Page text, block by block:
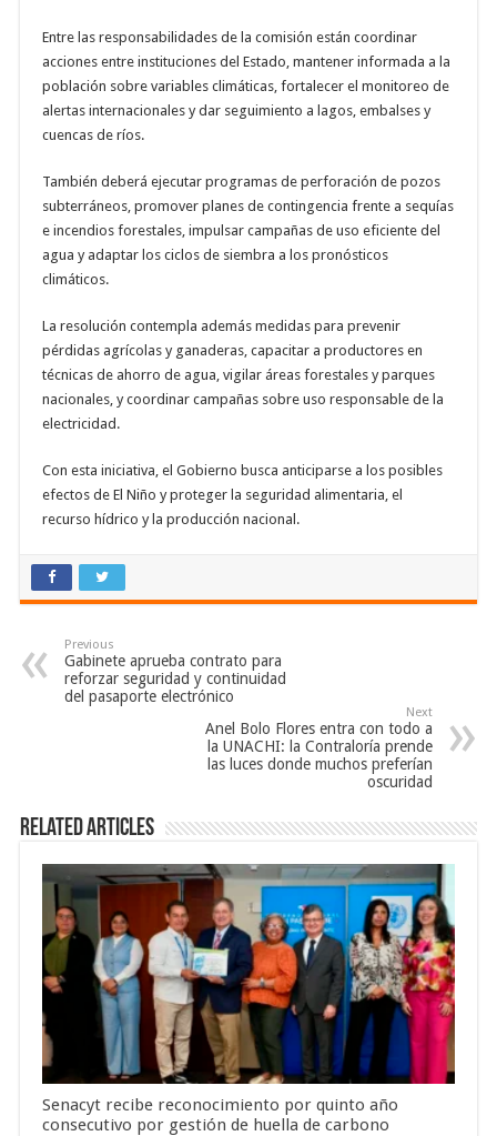
Entre las responsabilidades de la comisión están coordinar
acciones entre instituciones del Estado, mantener informada a la
población sobre variables climáticas, fortalecer el monitoreo de
alertas internacionales y dar seguimiento a lagos, embalses y
cuencas de ríos.
También deberá ejecutar programas de perforación de pozos
subterráneos, promover planes de contingencia frente a sequías
e incendios forestales, impulsar campañas de uso eficiente del
agua y adaptar los ciclos de siembra a los pronósticos
climáticos.
La resolución contempla además medidas para prevenir
pérdidas agrícolas y ganaderas, capacitar a productores en
técnicas de ahorro de agua, vigilar áreas forestales y parques
nacionales, y coordinar campañas sobre uso responsable de la
electricidad.
Con esta iniciativa, el Gobierno busca anticiparse a los posibles
efectos de El Niño y proteger la seguridad alimentaria, el
recurso hídrico y la producción nacional.
Previous
Gabinete aprueba contrato para
reforzar seguridad y continuidad
del pasaporte electrónico
Next
Anel Bolo Flores entra con todo a
la UNACHI: la Contraloría prende
las luces donde muchos preferían
oscuridad
Related Articles
Senacyt recibe reconocimiento por quinto año
consecutivo por gestión de huella de carbono